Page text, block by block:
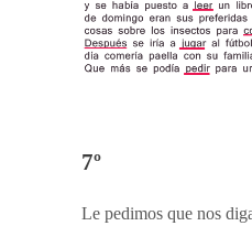
7º
Le pedimos que nos